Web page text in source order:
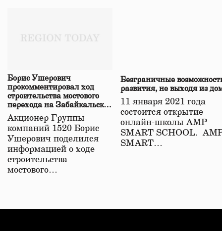
Борис Ушерович
прокомментировал ход
строительства мостового
перехода на Забайкальской
железной дороге
Акционер Группы
компаний 1520 Борис
Ушерович поделился
информацией о ходе
строительства
мостового…
Безграничные
развития, не выходя из
11 января 2021 года
состоится открытие
онлайн-школы АМР
SMART SCHOOL.
SMART…